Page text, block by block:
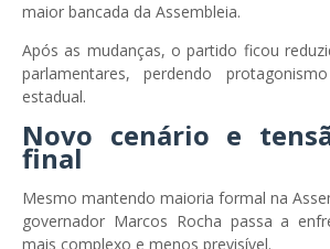
maior bancada da Assembleia.
Após as mudanças, o partido ficou
parlamentares, perdendo
estadual.
Novo cenário e
final
Mesmo mantendo maioria formal na
governador Marcos Rocha passa a
mais complexo e menos previsível.